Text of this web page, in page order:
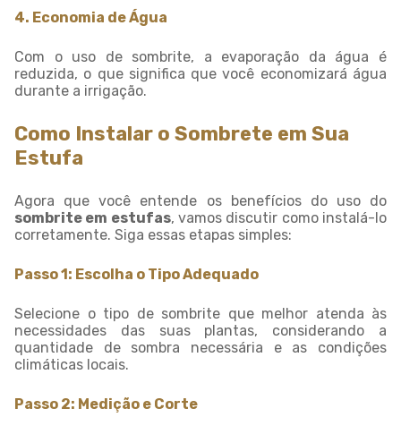
4. Economia de Água
Com o uso de sombrite, a evaporação da água é
reduzida, o que significa que você economizará água
durante a irrigação.
Como Instalar o Sombrete em Sua
Estufa
Agora que você entende os benefícios do uso do
sombrite em estufas, vamos discutir como instalá-lo
corretamente. Siga essas etapas simples:
Passo 1: Escolha o Tipo Adequado
Selecione o tipo de sombrite que melhor atenda às
necessidades das suas plantas, considerando a
quantidade de sombra necessária e as condições
climáticas locais.
Passo 2: Medição e Corte